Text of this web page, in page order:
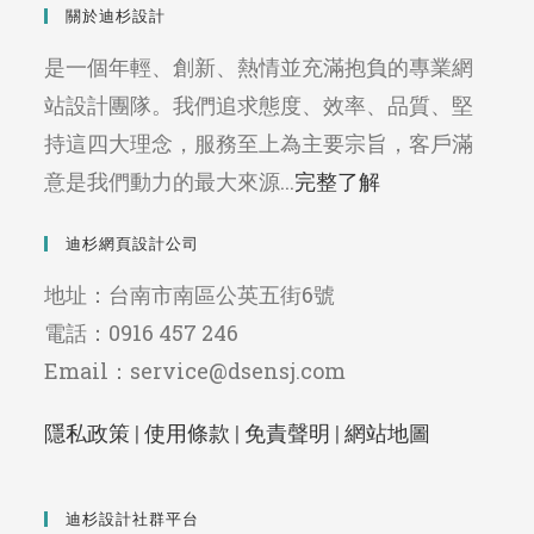
關於迪杉設計
是一個年輕、創新、熱情並充滿抱負的專業網
站設計團隊。我們追求態度、效率、品質、堅
持這四大理念，服務至上為主要宗旨，客戶滿
意是我們動力的最大來源...完整了解
迪杉網頁設計公司
地址：台南市南區公英五街6號
電話：0916 457 246
Email：service@dsensj.com
隱私政策 |使用條款 | 免責聲明 |網站地圖
迪杉設計社群平台